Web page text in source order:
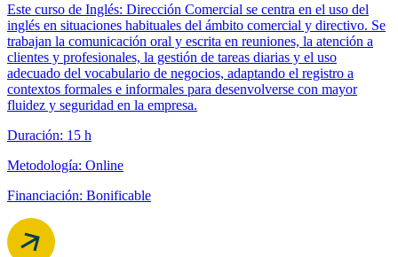
Este curso de Inglés: Dirección Comercial se centra en el uso del
inglés en situaciones habituales del ámbito comercial y directivo. Se
trabajan la comunicación oral y escrita en reuniones, la atención a
clientes y profesionales, la gestión de tareas diarias y el uso
adecuado del vocabulario de negocios, adaptando el registro a
contextos formales e informales para desenvolverse con mayor
fluidez y seguridad en la empresa.
Duración: 15 h
Metodología: Online
Financiación: Bonificable